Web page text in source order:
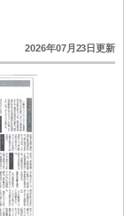
2026年07月23日更新